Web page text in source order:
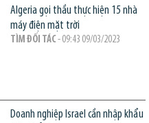
Algeria gọi thầu thực hiện 15 nhà
máy điện mặt trời
TÌM ĐỐI TÁC - 09:43 09/03/2023
Doanh nghiệp Israel cần nhập khẩu